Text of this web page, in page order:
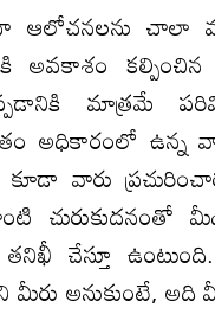
చాలా
అవకాశం కల్పించిన
మాత్రమే
అధికారంలో
వారు
చురుకుదనంతో
చేస్తూ
మీరు అనుకుంటే, అది